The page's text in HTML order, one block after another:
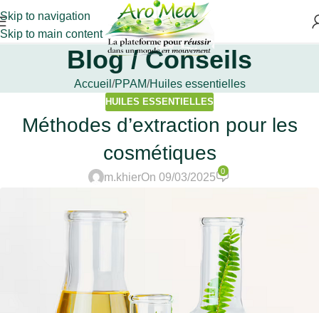
Skip to navigation
Skip to main content
Blog / Conseils
Accueil PPAM Huiles essentielles
HUILES ESSENTIELLES
Méthodes d’extraction pour les
cosmétiques
m.khierOn 09/03/2025
0